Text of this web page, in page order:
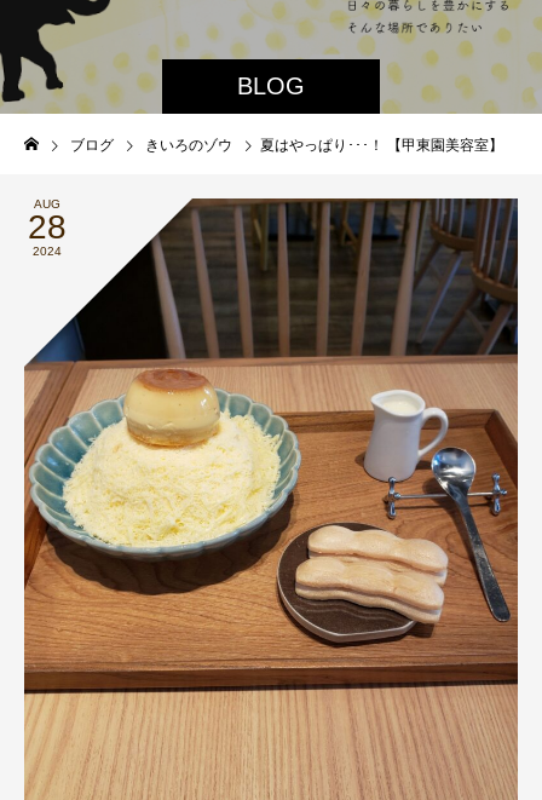
BLOG
ブログ きいろのゾウ 夏はやっぱり･･･！ 【甲東園美容室】
AUG
28
2024